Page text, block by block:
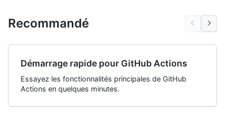
Recommandé
Démarrage rapide pour GitHub Actions
Essayez les fonctionnalités principales de GitHub
Actions en quelques minutes.